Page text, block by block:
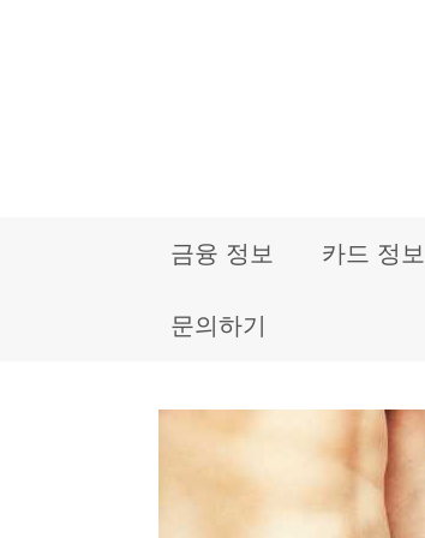
금융 정보 카드 정보
문의하기